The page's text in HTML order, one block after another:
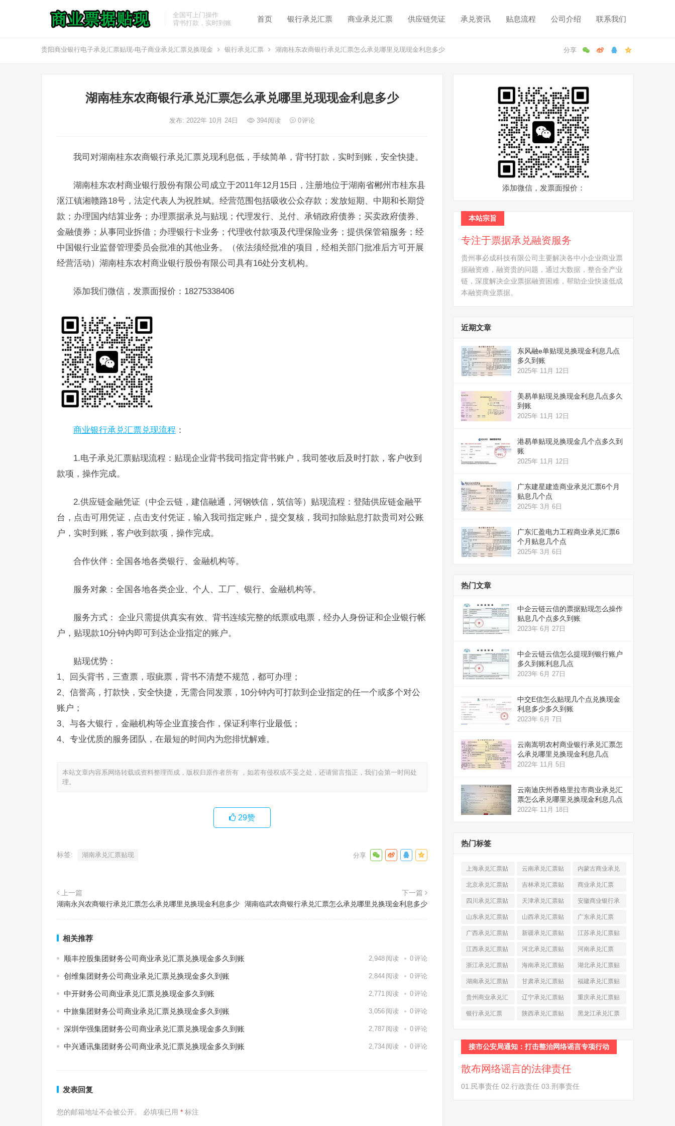
全国可上门操作
背书打款，实时到账
首页 银行承兑汇票 商业承兑汇票 供应链凭证 承兑资讯 贴息流程 公司介绍 联系我们
贵阳商业银行电子承兑汇票贴现-电子商业承兑汇票兑换现金 银行承兑汇票 湖南桂东农商银行承兑汇票怎么承兑哪里兑现现金利息多少
湖南桂东农商银行承兑汇票怎么承兑哪里兑现现金利息多少
发布: 2022年 10月 24日 394阅读 0评论
我司对湖南桂东农商银行承兑汇票兑现利息低，手续简单，背书打款，实时到账，安全快捷。
湖南桂东农村商业银行股份有限公司成立于2011年12月15日，注册地位于湖南省郴州市桂东县
沤江镇湘赣路18号，法定代表人为祝胜斌。经营范围包括吸收公众存款；发放短期、中期和长期贷
款；办理国内结算业务；办理票据承兑与贴现；代理发行、兑付、承销政府债券；买卖政府债券、
金融债券；从事同业拆借；办理银行卡业务；代理收付款项及代理保险业务；提供保管箱服务；经
中国银行业监督管理委员会批准的其他业务。（依法须经批准的项目，经相关部门批准后方可开展
经营活动）湖南桂东农村商业银行股份有限公司具有16处分支机构。
添加我们微信，发票面报价：18275338406
商业银行承兑汇票兑现流程 ：
1.电子承兑汇票贴现流程：贴现企业背书我司指定背书账户，我司签收后及时打款，客户收到
款项，操作完成。
2.供应链金融凭证（中企云链，建信融通，河钢铁信，筑信等）贴现流程：登陆供应链金融平
台，点击可用凭证，点击支付凭证，输入我司指定账户，提交复核，我司扣除贴息打款贵司对公账
户，实时到账，客户收到款项，操作完成。
合作伙伴：全国各地各类银行、金融机构等。
服务对象：全国各地各类企业、个人、工厂、银行、金融机构等。
服务方式： 企业只需提供真实有效、背书连续完整的纸票或电票，经办人身份证和企业银行帐
户，贴现款10分钟内即可到达企业指定的账户。
贴现优势：
1、回头背书，三查票，瑕疵票，背书不清楚不规范，都可办理；
2、信誉高，打款快，安全快捷，无需合同发票，10分钟内可打款到企业指定的任一个或多个对公
账户；
3、与各大银行，金融机构等企业直接合作，保证利率行业最低；
4、专业优质的服务团队，在最短的时间内为您排忧解难。
本站文章内容系网络转载或资料整理而成，版权归原作者所有 ，如若有侵权或不妥之处，还请留言指正，我们会第一时间处
理。
29赞
标签: 湖南承兑汇票贴现
上一篇
湖南永兴农商银行承兑汇票怎么承兑哪里兑换现金利息多少
下一篇
湖南临武农商银行承兑汇票怎么承兑哪里兑换现金利息多少
相关推荐
顺丰控股集团财务公司商业承兑汇票兑换现金多久到账 2,948 阅读 0评论
创维集团财务公司商业承兑汇票兑换现金多久到账 2,844 阅读 0评论
中开财务公司商业承兑汇票兑换现金多久到账 2,771 阅读 0评论
中旅集团财务公司商业承兑汇票兑换现金多久到账 3,056 阅读 0评论
深圳华强集团财务公司商业承兑汇票兑换现金多久到账 2,787 阅读 0评论
中兴通讯集团财务公司商业承兑汇票兑换现金多久到账 2,734 阅读 0评论
发表回复
您的邮箱地址不会被公开。 必填项已用 * 标注
添加微信，发票面报价：
本站宗旨
专注于票据承兑融资服务
贵州事必成科技有限公司主要解决各中小企业商业票
据融资难，融资贵的问题，通过大数据，整合全产业
链，深度解决企业票据融资困难，帮助企业快速低成
本融资商业票据。
近期文章
东风融e单贴现兑换现金利息几点
多久到账
2025年 11月 12日
美易单贴现兑换现金利息几点多久
到账
2025年 11月 12日
港易单贴现兑换现金几个点多久到
账
2025年 11月 12日
广东建星建造商业承兑汇票6个月
贴息几个点
2025年 3月 6日
广东汇盈电力工程商业承兑汇票6
个月贴息几个点
2025年 3月 6日
热门文章
中企云链云信的票据贴现怎么操作
贴息几个点多久到账
2023年 6月 27日
中企云链云信怎么提现到银行账户
多久到账利息几点
2023年 6月 27日
中交E信怎么贴现几个点兑换现金
利息多少多久到账
2023年 6月 7日
云南嵩明农村商业银行承兑汇票怎
么承兑哪里兑换现金利息几点
2022年 11月 5日
云南迪庆州香格里拉市商业承兑汇
票怎么承兑哪里兑换现金利息几点
2022年 11月 18日
热门标签
上海承兑汇票贴
现(520)
云南承兑汇票贴
现(324)
内蒙古商业承兑
汇票(316)
北京承兑汇票贴
现 (912)
吉林承兑汇票贴
现(123)
商业承兑汇票
(225)
四川承兑汇票贴
现(790)
天津承兑汇票贴
现(242)
安徽商业银行承
兑汇票 (565)
山东承兑汇票贴
现(874)
山西承兑汇票贴
现(463)
广东承兑汇票
(979)
广西承兑汇票贴
现(278)
新疆承兑汇票贴
现(264)
江苏承兑汇票贴
现(774)
江西承兑汇票贴
现(366)
河北承兑汇票贴
现(374)
河南承兑汇票
(518)
浙江承兑汇票贴
现(691)
海南承兑汇票贴
现(145)
湖北承兑汇票贴
现(587)
湖南承兑汇票贴
现(453)
甘肃承兑汇票贴
现(194)
福建承兑汇票贴
现(945)
贵州商业承兑汇
票(284)
辽宁承兑汇票贴
现(344)
重庆承兑汇票贴
现(232)
银行承兑汇票
陕西承兑汇票贴
黑龙江承兑汇票
接市公安局通知：打击整治网络谣言专项行动
散布网络谣言的法律责任
01.民事责任 02.行政责任 03.刑事责任